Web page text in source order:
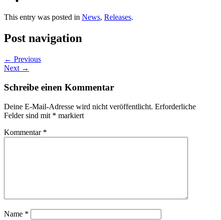
This entry was posted in News, Releases.
Post navigation
← Previous
Next →
Schreibe einen Kommentar
Deine E-Mail-Adresse wird nicht veröffentlicht. Erforderliche
Felder sind mit * markiert
Kommentar *
Name *